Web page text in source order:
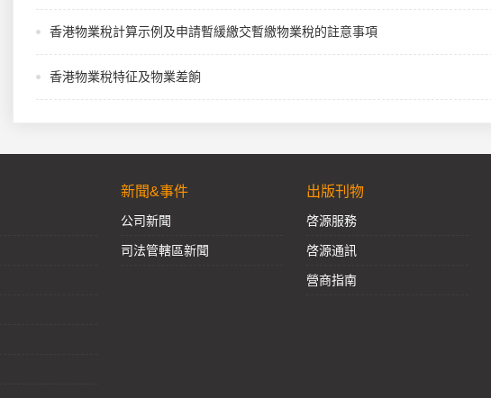
香港物業稅計算示例及申請暫緩繳交暫繳物業稅的註意事項
香港物業稅特征及物業差餉
新聞&事件
公司新聞
司法管轄區新聞
出版刊物
啓源服務
啓源通訊
營商指南